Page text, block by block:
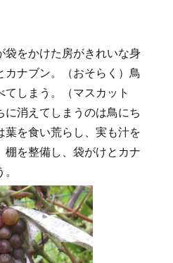
袋をかけた房がきれいな身
カナブン。（おそらく）鳥
しまう。（マスカット
に消えてしまうのは鳥にち
葉を食い荒らし、実も汁を
棚を整備し、袋がけとカナ